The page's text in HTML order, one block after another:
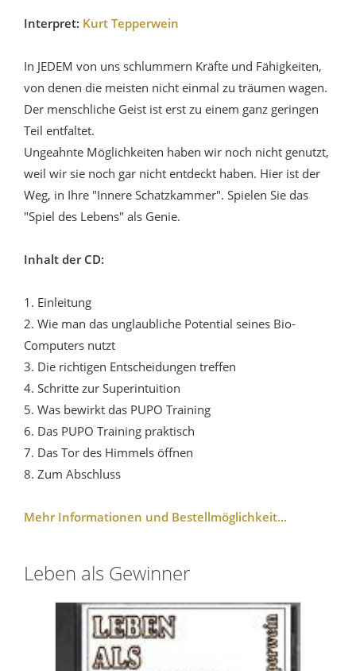
Interpret: Kurt Tepperwein
In JEDEM von uns schlummern Kräfte und Fähigkeiten,
von denen die meisten nicht einmal zu träumen wagen.
Der menschliche Geist ist erst zu einem ganz geringen
Teil entfaltet.
Ungeahnte Möglichkeiten haben wir noch nicht genutzt,
weil wir sie noch gar nicht entdeckt haben. Hier ist der
Weg, in Ihre "Innere Schatzkammer". Spielen Sie das
"Spiel des Lebens" als Genie.
Inhalt der CD:
1. Einleitung
2. Wie man das unglaubliche Potential seines Bio-
Computers nutzt
3. Die richtigen Entscheidungen treffen
4. Schritte zur Superintuition
5. Was bewirkt das PUPO Training
6. Das PUPO Training praktisch
7. Das Tor des Himmels öffnen
8. Zum Abschluss
Mehr Informationen und Bestellmöglichkeit...
Leben als Gewinner